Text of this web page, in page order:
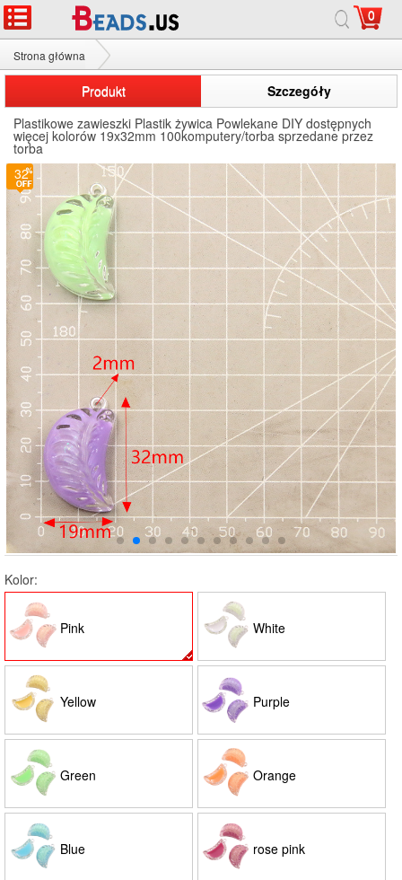
0
Strona główna
Plastikowe zawieszki
Produkt
Szczegóły
Plastikowe zawieszki Plastik żywica Powlekane DIY dostępnych
więcej kolorów 19x32mm 100komputery/torba sprzedane przez
torba
Kolor:
Pink White
Yellow Purple
Green Orange
Blue rose pink